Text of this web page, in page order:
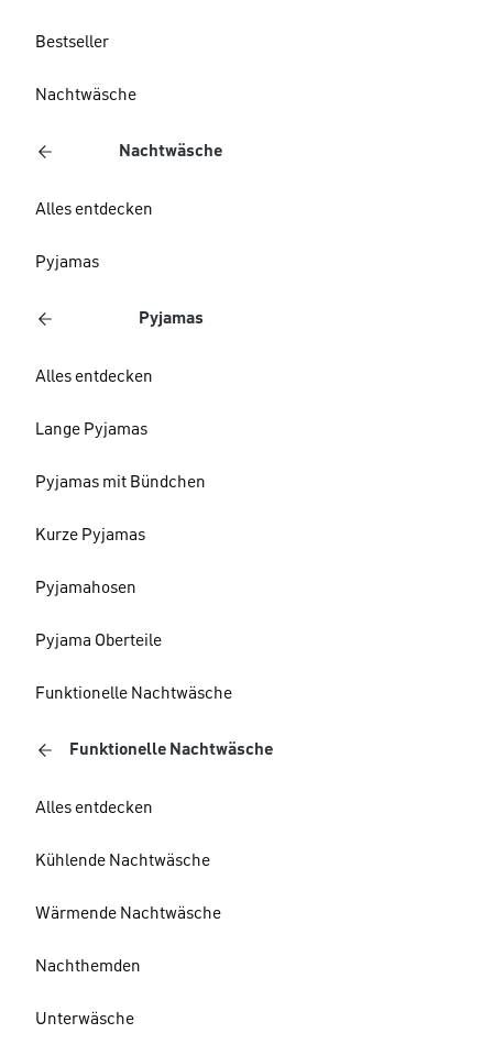
Bestseller
Nachtwäsche
Nachtwäsche
Alles entdecken
Pyjamas
Pyjamas
Alles entdecken
Lange Pyjamas
Pyjamas mit Bündchen
Kurze Pyjamas
Pyjamahosen
Pyjama Oberteile
Funktionelle Nachtwäsche
Funktionelle Nachtwäsche
Alles entdecken
Kühlende Nachtwäsche
Wärmende Nachtwäsche
Nachthemden
Unterwäsche